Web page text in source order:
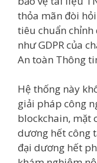
thỏa mãn đòi
tiêu chuẩn
như GDPR của
An toàn Thông
Hệ thống này
giải pháp công
blockchain, mặt
dương hết công
đại dương hết